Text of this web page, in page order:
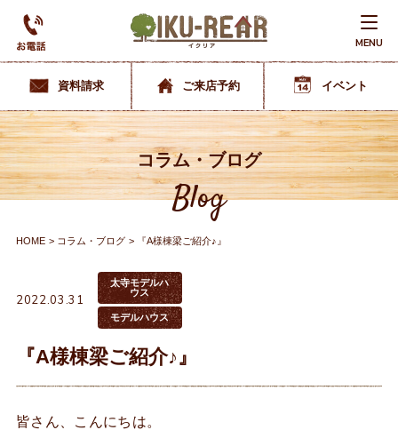
MENU
資料請求 ご来店予約 イベント
コラム・ブログ
Blog
HOME コラム・ブログ 『A様棟梁ご紹介♪』
2022.03.31
太寺モデルハ
ウス
モデルハウス
『A様棟梁ご紹介♪』
皆さん、こんにちは。